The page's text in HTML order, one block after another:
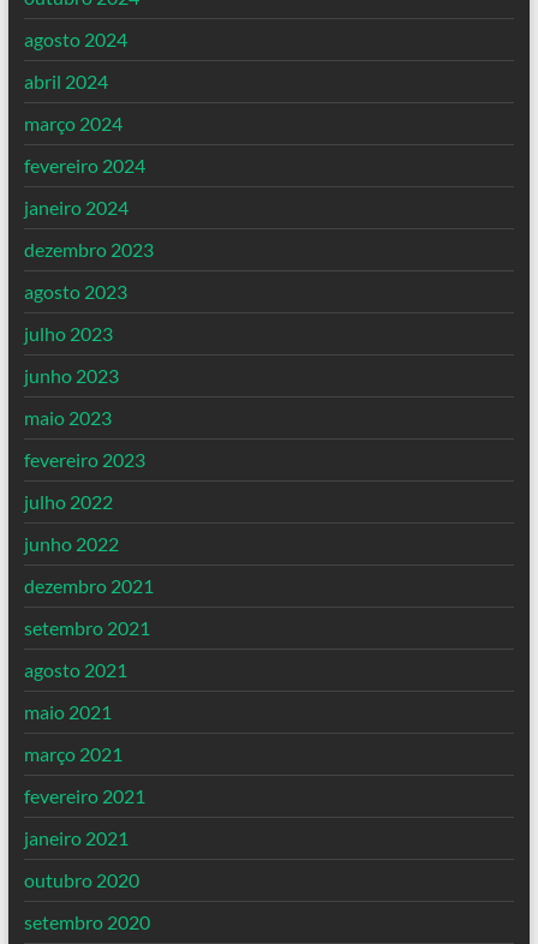
agosto 2024
abril 2024
março 2024
fevereiro 2024
janeiro 2024
dezembro 2023
agosto 2023
julho 2023
junho 2023
maio 2023
fevereiro 2023
julho 2022
junho 2022
dezembro 2021
setembro 2021
agosto 2021
maio 2021
março 2021
fevereiro 2021
janeiro 2021
outubro 2020
setembro 2020